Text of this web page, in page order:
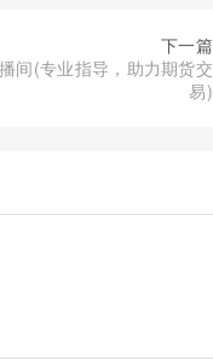
下一篇
间(专业指导，助力期货交
易)